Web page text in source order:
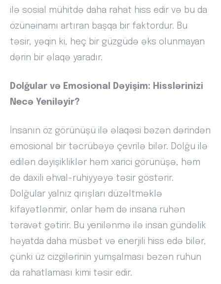
ilə sosial mühitdə daha rahat hiss edir və bu da
özünəinamı artıran başqa bir faktordur. Bu
təsir, yəqin ki, heç bir güzgüdə əks olunmayan
dərin bir əlaqə yaradır.
Dolğular və Emosional Dəyişim: Hisslərinizi
Necə Yeniləyir?
İnsanın öz görünüşü ilə əlaqəsi bəzən dərindən
emosional bir təcrübəyə çevrilə bilər. Dolğu ilə
edilən dəyişikliklər həm xarici görünüşə, həm
də daxili əhval-ruhiyyəyə təsir göstərir.
Dolğular yalnız qırışları düzəltməklə
kifayətlənmir, onlar həm də insana ruhən
təravət gətirir. Bu yenilənmə ilə insan gündəlik
həyatda daha müsbət və enerjili hiss edə bilər,
çünki üz cizgilərinin yumşalması bəzən ruhun
da rahatlaması kimi təsir edir.